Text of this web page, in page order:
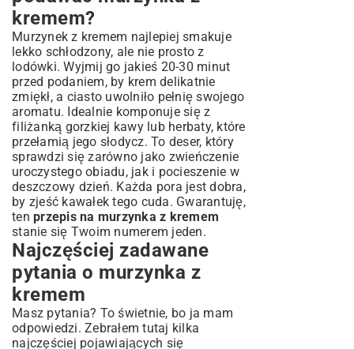
kremem?
Murzynek z kremem najlepiej smakuje
lekko schłodzony, ale nie prosto z
lodówki. Wyjmij go jakieś 20-30 minut
przed podaniem, by krem delikatnie
zmiękł, a ciasto uwolniło pełnię swojego
aromatu. Idealnie komponuje się z
filiżanką gorzkiej kawy lub herbaty, które
przełamią jego słodycz. To deser, który
sprawdzi się zarówno jako zwieńczenie
uroczystego obiadu, jak i pocieszenie w
deszczowy dzień. Każda pora jest dobra,
by zjeść kawałek tego cuda. Gwarantuję,
ten przepis na murzynka z kremem
stanie się Twoim numerem jeden.
Najczęściej zadawane
pytania o murzynka z
kremem
Masz pytania? To świetnie, bo ja mam
odpowiedzi. Zebrałem tutaj kilka
najczęściej pojawiających się